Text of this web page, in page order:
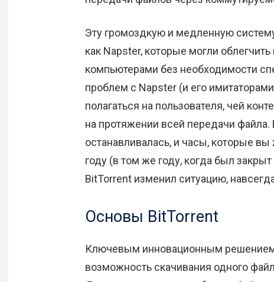
Эту громоздкую и медленную
как Napster, которые могли
компьютерами без необходимости
проблем с Napster (и его
полагаться на пользователя, чей
на протяжении всей передачи файла.
останавливалась, и часы, которые
году (в том же году, когда был
BitTorrent изменил ситуацию,
Основы BitTorrent
Ключевым инновационным
возможность скачивания одного